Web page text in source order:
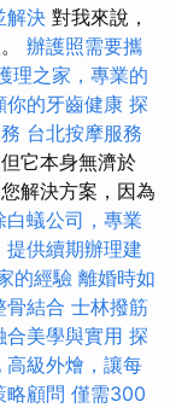
解決 對我來說，
辦護照需要攜
理之家，專業的
你的牙齒健康 探
台北按摩服務
它本身無濟於
解決方案，因為
白蟻公司，專業
提供續期辦理建
的經驗 離婚時如
骨結合 士林撥筋
美學與實用 探
高級外燴，讓每
略顧問 僅需300